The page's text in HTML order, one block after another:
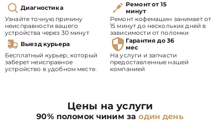
Диагностика
Узнайте точную причину
неисправности вашего
устройства через 30 минут
Ремонт от 15
минут
Ремонт кофемашин занимает от
15 минут до нескольких дней в
зависимости от поломки
Выезд курьера
Бесплатный курьер, который
заберет неисправное
устройство в удобном месте.
Гарантия до 36
мес
На услуги и запчасти
предоставленные нашей
компанией
Цены на услуги
90% поломок чиним заодин день